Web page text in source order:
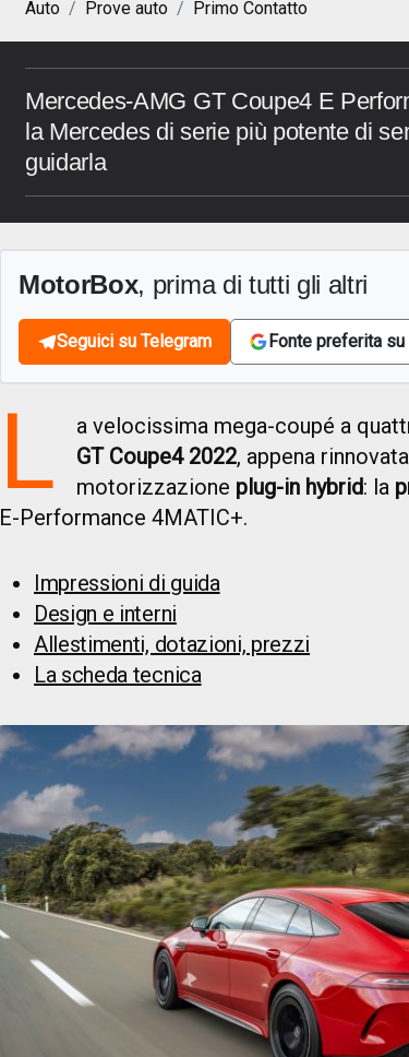
Auto Prove auto Primo Contatto
Mercedes-AMG GT Coupe4 E
la Mercedes di serie più potente di
guidarla
MotorBox, prima di tutti gli altri
Seguici su Telegram Fonte preferita su
L a velocissima mega-coupé a
GT Coupe4 2022, appena
motorizzazione plug-in hybrid: la
E-Performance 4MATIC+.
Impressioni di guida
Design e interni
Allestimenti, dotazioni, prezzi
La scheda tecnica